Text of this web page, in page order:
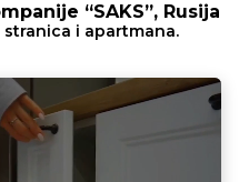
“SAKS”, Rusija
i apartmana.